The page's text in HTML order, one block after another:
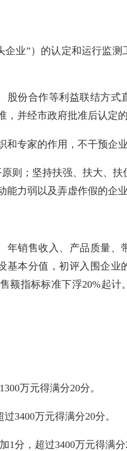
业”）的认定和运行监测
股份合作等利益联结方式
并经市政府批准后认定的
专家的作用，不干预企业
则；坚持扶强、扶大、扶
力弱以及弄虚作假的企业
年销售收入、产品质量、
基本分值，初评入围企业
额指标标准下浮20%起计
1300万元得满分20分。
过3400万元得满分20分。
1分，超过3400万元得满分